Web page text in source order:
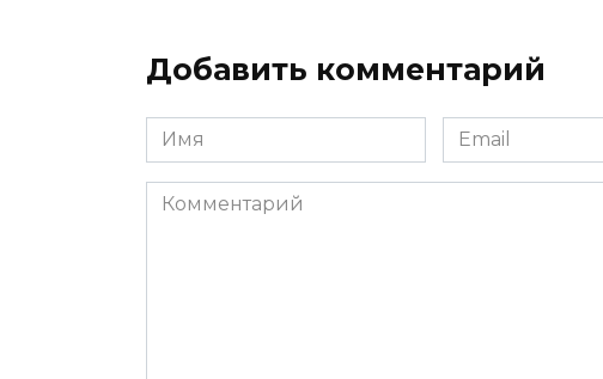
Добавить комментарий
Имя
*
Email
*
Комментарий